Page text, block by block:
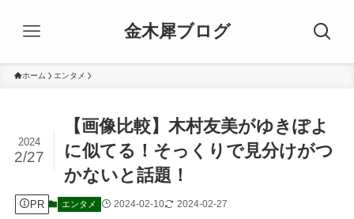
金木犀ブログ
ホーム エンタメ
【画像比較】木村友美がゆきぽよ
に似てる！そっくりで見分けがつ
かないと話題！
2024
2/27
PR エンタメ 2024-02-10 2024-02-27